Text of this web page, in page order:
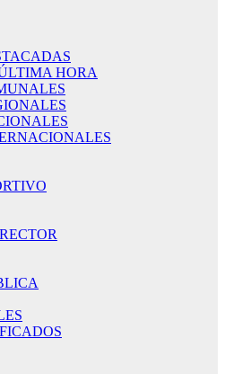
HORA